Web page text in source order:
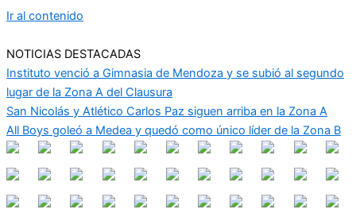
Ir al contenido
NOTICIAS DESTACADAS
Instituto venció a Gimnasia de Mendoza y se subió al segundo
lugar de la Zona A del Clausura
San Nicolás y Atlético Carlos Paz siguen arriba en la Zona A
All Boys goleó a Medea y quedó como único líder de la Zona B